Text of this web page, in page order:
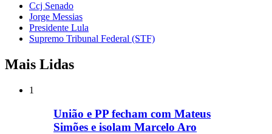
Ccj Senado
Jorge Messias
Presidente Lula
Supremo Tribunal Federal (STF)
Mais Lidas
1
União e PP fecham com Mateus
Simões e isolam Marcelo Aro